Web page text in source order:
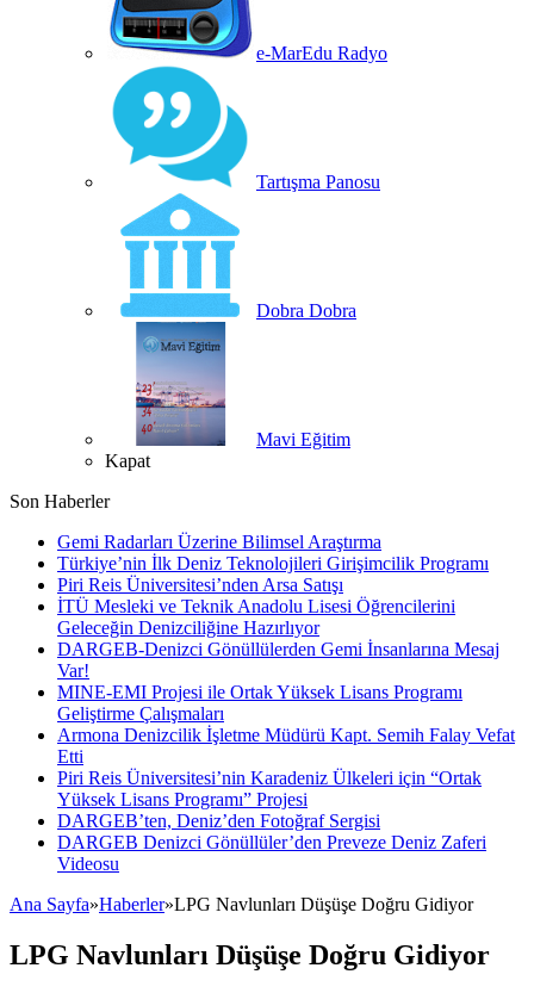
e-MarEdu Radyo
Tartışma Panosu
Dobra Dobra
Mavi Eğitim
Kapat
Son Haberler
Gemi Radarları Üzerine Bilimsel Araştırma
Türkiye’nin İlk Deniz Teknolojileri Girişimcilik Programı
Piri Reis Üniversitesi’nden Arsa Satışı
İTÜ Mesleki ve Teknik Anadolu Lisesi Öğrencilerini
Geleceğin Denizciliğine Hazırlıyor
DARGEB-Denizci Gönüllülerden Gemi İnsanlarına Mesaj
Var!
MINE-EMI Projesi ile Ortak Yüksek Lisans Programı
Geliştirme Çalışmaları
Armona Denizcilik İşletme Müdürü Kapt. Semih Falay Vefat
Etti
Piri Reis Üniversitesi’nin Karadeniz Ülkeleri için “Ortak
Yüksek Lisans Programı” Projesi
DARGEB’ten, Deniz’den Fotoğraf Sergisi
DARGEB Denizci Gönüllüler’den Preveze Deniz Zaferi
Videosu
Ana Sayfa»Haberler»LPG Navlunları Düşüşe Doğru Gidiyor
LPG Navlunları Düşüşe Doğru Gidiyor